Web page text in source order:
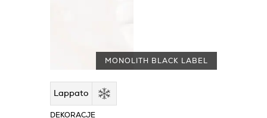
MONOLITH BLACK LABEL
Lappato
DEKORACJE